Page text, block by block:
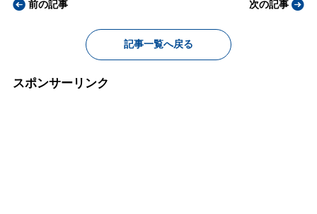
前の記事
記事一覧へ戻る
次の記事
スポンサーリンク